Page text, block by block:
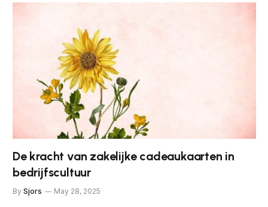
De kracht van zakelijke cadeaukaarten in
bedrijfscultuur
By Sjors May 28, 2025